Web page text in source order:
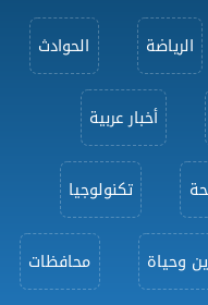
الرياضة الحوادث
أخبار عربية
تكنولوجيا
وحياة محافظات